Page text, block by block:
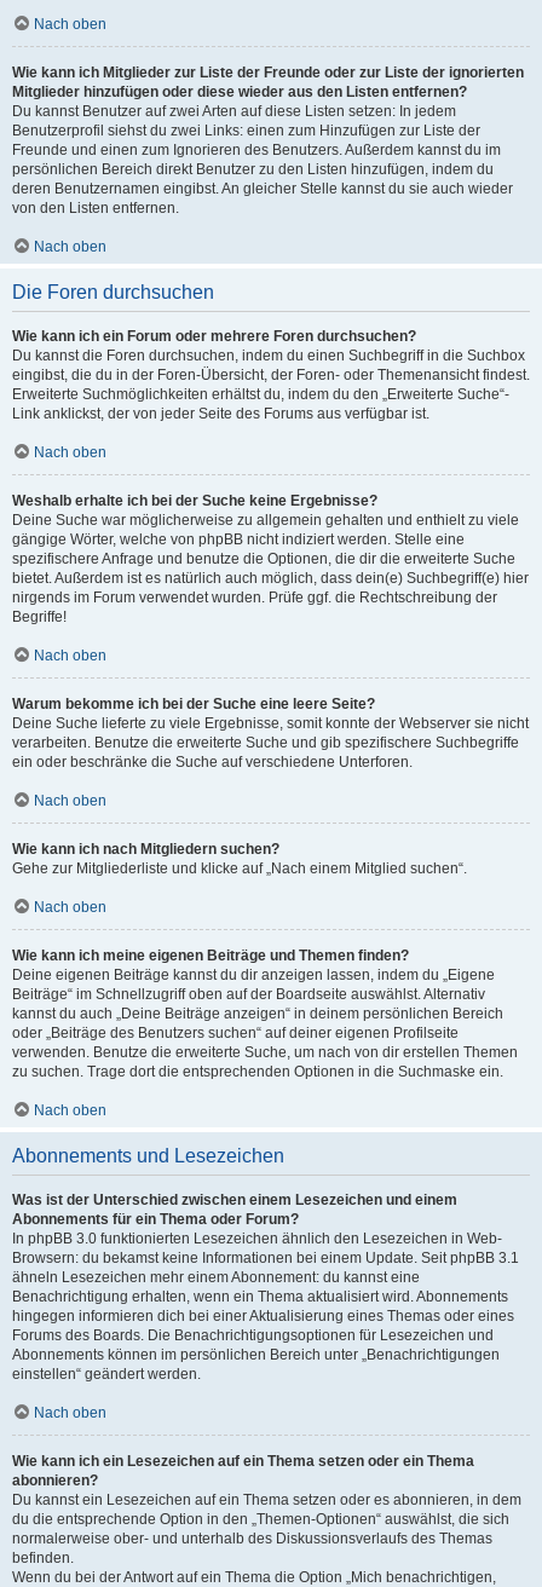
Nach oben
Wie kann ich Mitglieder zur Liste der Freunde oder zur Liste der ignorierten
Mitglieder hinzufügen oder diese wieder aus den Listen entfernen?
Du kannst Benutzer auf zwei Arten auf diese Listen setzen: In jedem
Benutzerprofil siehst du zwei Links: einen zum Hinzufügen zur Liste der
Freunde und einen zum Ignorieren des Benutzers. Außerdem kannst du im
persönlichen Bereich direkt Benutzer zu den Listen hinzufügen, indem du
deren Benutzernamen eingibst. An gleicher Stelle kannst du sie auch wieder
von den Listen entfernen.
Nach oben
Die Foren durchsuchen
Wie kann ich ein Forum oder mehrere Foren durchsuchen?
Du kannst die Foren durchsuchen, indem du einen Suchbegriff in die Suchbox
eingibst, die du in der Foren-Übersicht, der Foren- oder Themenansicht findest.
Erweiterte Suchmöglichkeiten erhältst du, indem du den „Erweiterte Suche“-
Link anklickst, der von jeder Seite des Forums aus verfügbar ist.
Nach oben
Weshalb erhalte ich bei der Suche keine Ergebnisse?
Deine Suche war möglicherweise zu allgemein gehalten und enthielt zu viele
gängige Wörter, welche von phpBB nicht indiziert werden. Stelle eine
spezifischere Anfrage und benutze die Optionen, die dir die erweiterte Suche
bietet. Außerdem ist es natürlich auch möglich, dass dein(e) Suchbegriff(e) hier
nirgends im Forum verwendet wurden. Prüfe ggf. die Rechtschreibung der
Begriffe!
Nach oben
Warum bekomme ich bei der Suche eine leere Seite?
Deine Suche lieferte zu viele Ergebnisse, somit konnte der Webserver sie nicht
verarbeiten. Benutze die erweiterte Suche und gib spezifischere Suchbegriffe
ein oder beschränke die Suche auf verschiedene Unterforen.
Nach oben
Wie kann ich nach Mitgliedern suchen?
Gehe zur Mitgliederliste und klicke auf „Nach einem Mitglied suchen“.
Nach oben
Wie kann ich meine eigenen Beiträge und Themen finden?
Deine eigenen Beiträge kannst du dir anzeigen lassen, indem du „Eigene
Beiträge“ im Schnellzugriff oben auf der Boardseite auswählst. Alternativ
kannst du auch „Deine Beiträge anzeigen“ in deinem persönlichen Bereich
oder „Beiträge des Benutzers suchen“ auf deiner eigenen Profilseite
verwenden. Benutze die erweiterte Suche, um nach von dir erstellen Themen
zu suchen. Trage dort die entsprechenden Optionen in die Suchmaske ein.
Nach oben
Abonnements und Lesezeichen
Was ist der Unterschied zwischen einem Lesezeichen und einem
Abonnements für ein Thema oder Forum?
In phpBB 3.0 funktionierten Lesezeichen ähnlich den Lesezeichen in Web-
Browsern: du bekamst keine Informationen bei einem Update. Seit phpBB 3.1
ähneln Lesezeichen mehr einem Abonnement: du kannst eine
Benachrichtigung erhalten, wenn ein Thema aktualisiert wird. Abonnements
hingegen informieren dich bei einer Aktualisierung eines Themas oder eines
Forums des Boards. Die Benachrichtigungsoptionen für Lesezeichen und
Abonnements können im persönlichen Bereich unter „Benachrichtigungen
einstellen“ geändert werden.
Nach oben
Wie kann ich ein Lesezeichen auf ein Thema setzen oder ein Thema
abonnieren?
Du kannst ein Lesezeichen auf ein Thema setzen oder es abonnieren, in dem
du die entsprechende Option in den „Themen-Optionen“ auswählst, die sich
normalerweise ober- und unterhalb des Diskussionsverlaufs des Themas
befinden.
Wenn du bei der Antwort auf ein Thema die Option „Mich benachrichtigen,